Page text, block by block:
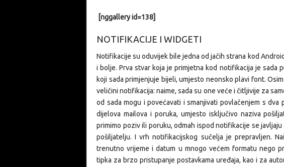
[nggallery id=138]
NOTIFIKACIJE I WIDGETI
Notifikacije su oduvijek bile jedna od jačih strana kod
i bolje. Prva stvar koja je primjetna kod notifikacija je sada
koji sada primjenjuje bijeli, umjesto neonsko plavi font.
veličini notifikacija: naime, sada su one veće i čitljivije za
od sada mogu i povećavati i smanjivati povlačenjem s
dijelova mailova i poruka, umjesto isključivo naziva
primimo poziv ili poruku, odmah ispod notifikacije se
pošiljatelju. I vrh notifikacijskog sučelja je prepravljen.
trenutno vrijeme i datum u mnogo većem formatu nego
tipka za brzo pristupanje postavkama uređaja, kao i za